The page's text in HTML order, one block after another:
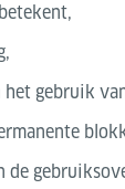
gebruik
de